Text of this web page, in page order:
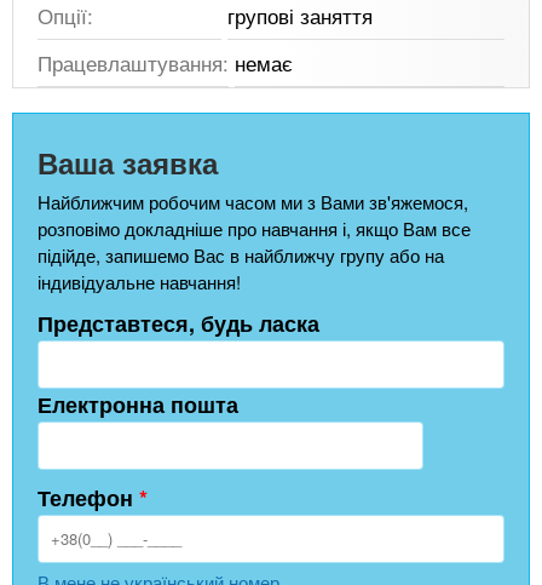
Опції:
групові заняття
Працевлаштування: немає
Ваша заявка
Найближчим робочим часом ми з Вами зв'яжемося,
розповімо докладніше про навчання і, якщо Вам все
підійде, запишемо Вас в найближчу групу або на
індивідуальне навчання!
Представтеся, будь ласка
Електронна пошта
Телефон *